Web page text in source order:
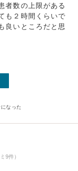
者数の上限がある
も２時間くらいで
良いところだと思
なった
9件）